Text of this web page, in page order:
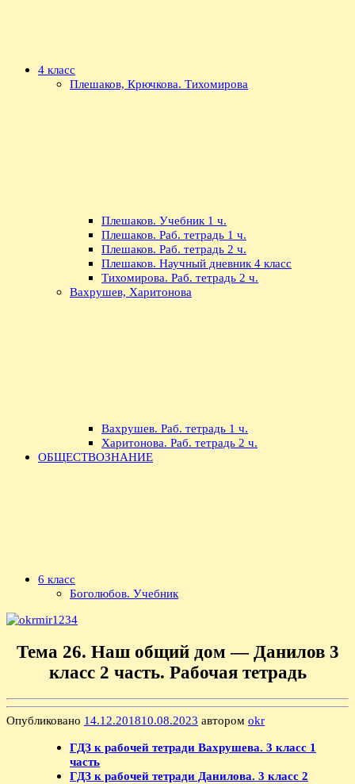
4 класс
Плешаков, Крючкова. Тихомирова
Плешаков. Учебник 1 ч.
Плешаков. Раб. тетрадь 1 ч.
Плешаков. Раб. тетрадь 2 ч.
Плешаков. Научный дневник 4 класс
Тихомирова. Раб. тетрадь 2 ч.
Вахрушев, Харитонова
Вахрушев. Раб. тетрадь 1 ч.
Харитонова. Раб. тетрадь 2 ч.
ОБЩЕСТВОЗНАНИЕ
6 класс
Боголюбов. Учебник
Тема 26. Наш общий дом — Данилов 3
класс 2 часть. Рабочая тетрадь
Опубликовано 14.12.201810.08.2023 автором okr
ГДЗ к рабочей тетради Вахрушева. 3 класс 1
часть
ГДЗ к рабочей тетради Данилова. 3 класс 2